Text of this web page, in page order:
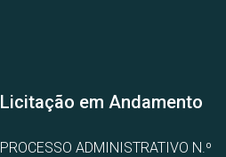
Licitação em Andamento
PROCESSO ADMINISTRATIVO N.º